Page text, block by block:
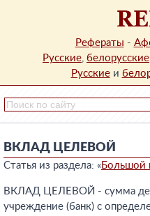
Рефераты -
Русские, белорусские
Русскиеи
ВКЛАД ЦЕЛЕВОЙ
Статья из раздела: «Большой
ВКЛАД ЦЕЛЕВОЙ - сумма
учреждение (банк) с